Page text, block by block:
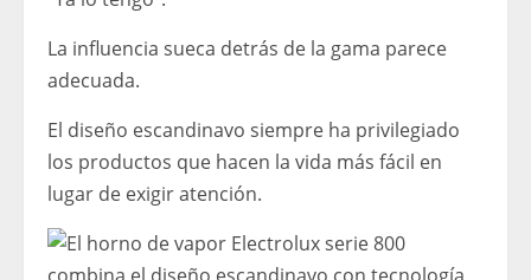
La influencia sueca detrás de la gama parece
adecuada.
El diseño escandinavo siempre ha privilegiado
los productos que hacen la vida más fácil en
lugar de exigir atención.